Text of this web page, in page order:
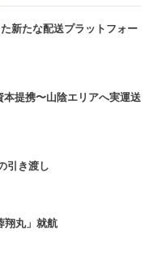
新たな配送プラットフォー
提携〜山陰エリアへ実運送
引き渡し
翔丸」就航